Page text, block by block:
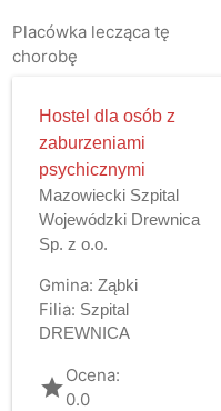
Placówka lecząca tę
chorobę
Hostel dla osób z
zaburzeniami
psychicznymi
Mazowiecki Szpital
Wojewódzki Drewnica
Sp. z o.o.
Gmina: Ząbki
Filia: Szpital
DREWNICA
gradeOcena:
0.0